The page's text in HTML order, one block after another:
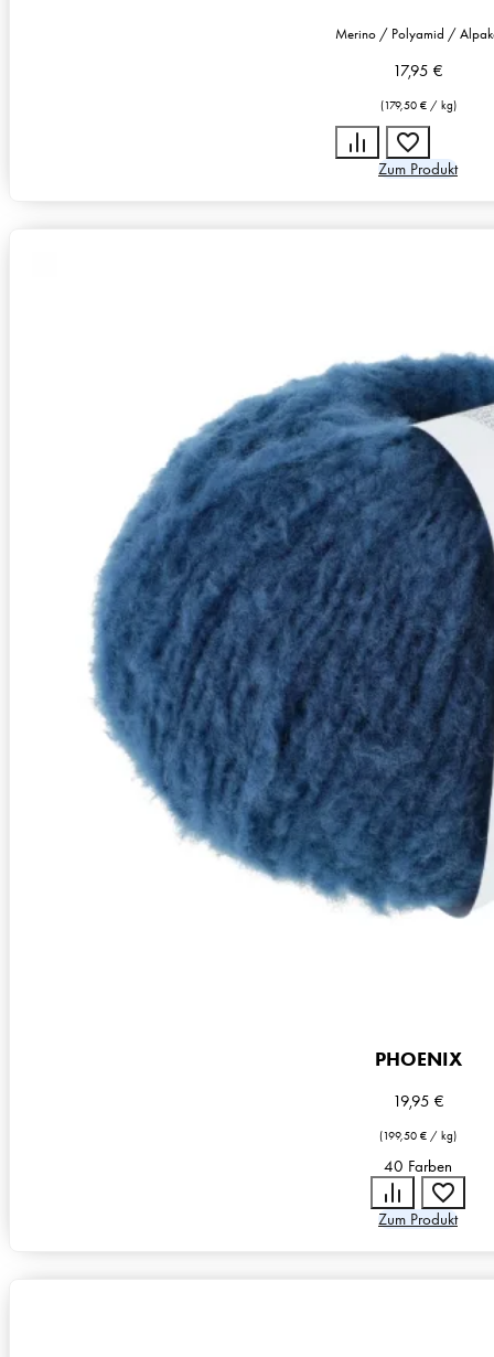
Merino / Polyamid /
17,95 €
(179,50 €/ kg)
Zum Produkt
Zusammensetzung
7% Polyamid, 93% Schurwolle (Merino
Lauflänge
~270m / 100g
Nadelstärke
Ø 7-8 mm
Garnstärke
Chunky
Maschenprobe
9 M x 16 R
PHOENIX
19,95 €
(199,50 € / kg)
40 Farben
Zum Produkt